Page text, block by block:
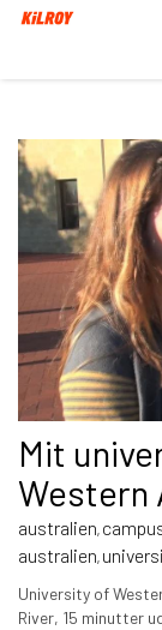
Mit
Western
australien,
australien,
University of
River, 15 minutter